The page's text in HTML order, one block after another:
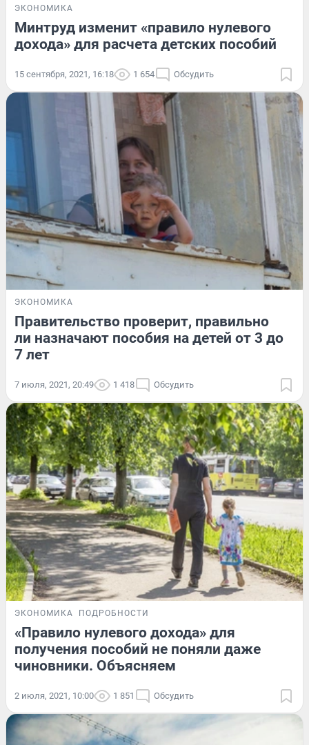
ЭКОНОМИКА
Минтруд изменит «правило нулевого
дохода» для расчета детских пособий
15 сентября, 2021, 16:18 1 654 Обсудить
ЭКОНОМИКА
Правительство проверит, правильно
ли назначают пособия на детей от 3 до
7 лет
7 июля, 2021, 20:49 1 418 Обсудить
ЭКОНОМИКА ПОДРОБНОСТИ
«Правило нулевого дохода» для
получения пособий не поняли даже
чиновники. Объясняем
2 июля, 2021, 10:00 1 851 Обсудить